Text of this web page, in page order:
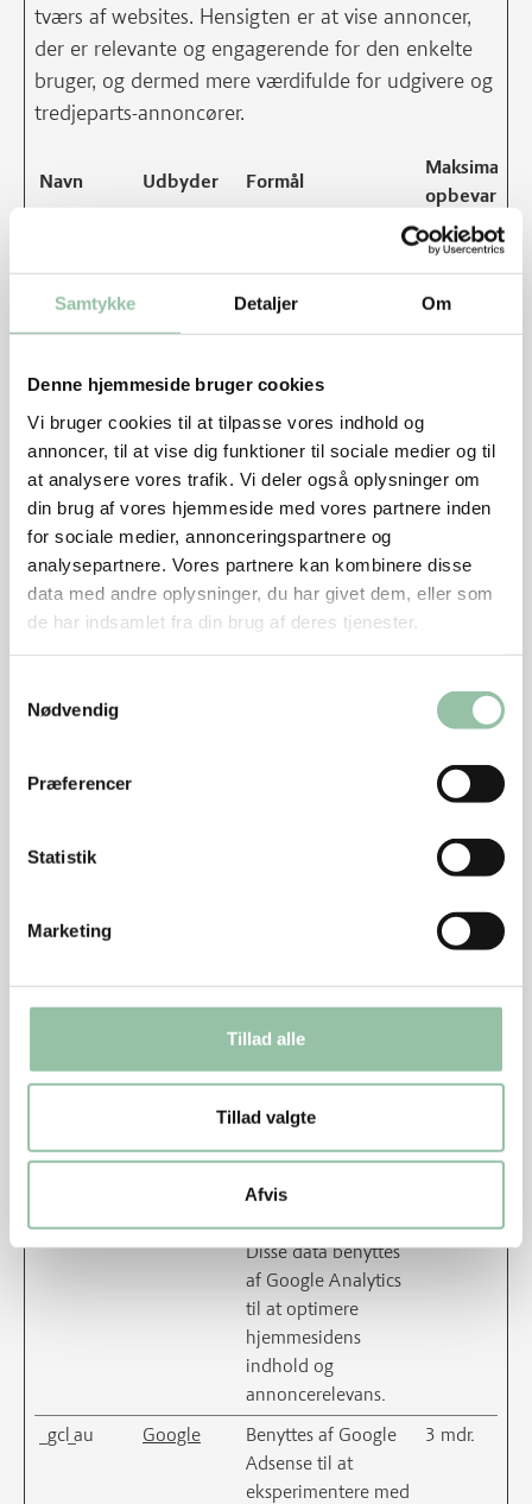
Samtykke Detaljer Om
Denne hjemmeside bruger cookies
Vi bruger cookies til at tilpasse vores indhold og
annoncer, til at vise dig funktioner til sociale medier og til
at analysere vores trafik. Vi deler også oplysninger om
din brug af vores hjemmeside med vores partnere inden
for sociale medier, annonceringspartnere og
analysepartnere. Vores partnere kan kombinere disse
data med andre oplysninger, du har givet dem, eller som
de har indsamlet fra din brug af deres tjenester.
Nødvendig
Præferencer
Statistik
Marketing
Tillad alle
Tillad valgte
Afvis
tværs af websites. Hensigten er at vise annoncer,
der er relevante og engagerende for den enkelte
bruger, og dermed mere værdifulde for udgivere og
tredjeparts-annoncører.
Navn Udbyder Formål
Maksimal
TOKEN
omhandlende
brugerens
indlejret indhold.
180
dage
__Secure-
YEC
YouTube
Gemmer brugerens
video-afspiller-
præferencer ved
afspilning af en
indlejret YouTube
video
__Secure-
YNID
YouTube
Benyttes til
indsamling data
omhandlende
180
_ga
til at optimere
hjemmesidens
indhold og
annoncerelevans.
2 år
Benyttes til at
brugerens platform
(PC, tablet el. mobil)
og præferencer -
Disse data benyttes
af Google Analytics
til at optimere
hjemmesidens
indhold og
annoncerelevans.
_gcl_au Google
Benyttes af Google
Adsense til at
eksperimentere med
3 mdr.